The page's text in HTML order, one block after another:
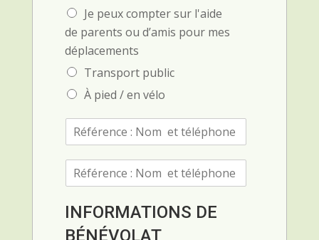
Je peux compter sur l'aide
de parents ou d’amis pour mes
déplacements
Transport public
À pied / en vélo
R
n
R
é
r
e
INFORMATIONS DE
BÉNÉVOLAT